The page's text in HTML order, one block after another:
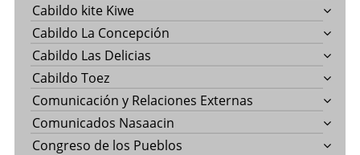
Cabildo kite Kiwe
Cabildo La Concepción
Cabildo Las Delicias
Cabildo Toez
Comunicación y Relaciones Externas
Comunicados Nasaacin
Congreso de los Pueblos